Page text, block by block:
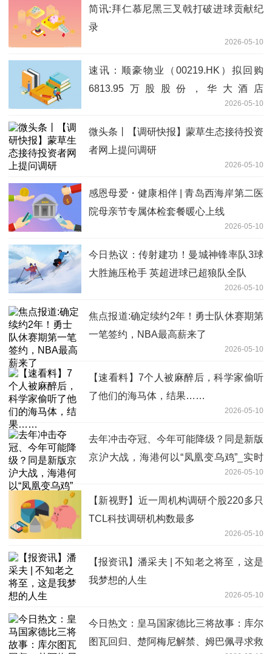
简讯:拜仁慕尼黑三叉戟打破进球贡献纪
录
2026-05-10
速讯：顺豪物业（00219.HK）拟回购
6813.95万股股份，华大酒店
2026-05-10
微头条丨【调研快报】蒙草生态接待投资
者网上提问调研
2026-05-10
感恩母爱・健康相伴 | 青岛西海岸第二医
院母亲节专属体检套餐暖心上线
2026-05-10
今日热议：传射建功！曼城神锋率队3球
大胜施压枪手 英超进球已超狼队全队
2026-05-10
焦点报道:确定续约2年！勇士队休赛期第
一笔签约，NBA最高薪来了
2026-05-10
【速看料】7个人被麻醉后，科学家偷听
了他们的海马体，结果……
2026-05-10
去年冲击夺冠、今年可能降级？同是新版
京沪大战，海港何以“凤凰变乌鸡”_实时
2026-05-10
【新视野】近一周机构调研个股220多只
TCL科技调研机构数最多
2026-05-10
【报资讯】潘采夫 | 不知老之将至，这是
我梦想的人生
2026-05-10
今日热文：皇马国家德比三将故事：库尔
图瓦回归、楚阿梅尼解禁、姆巴佩寻求救